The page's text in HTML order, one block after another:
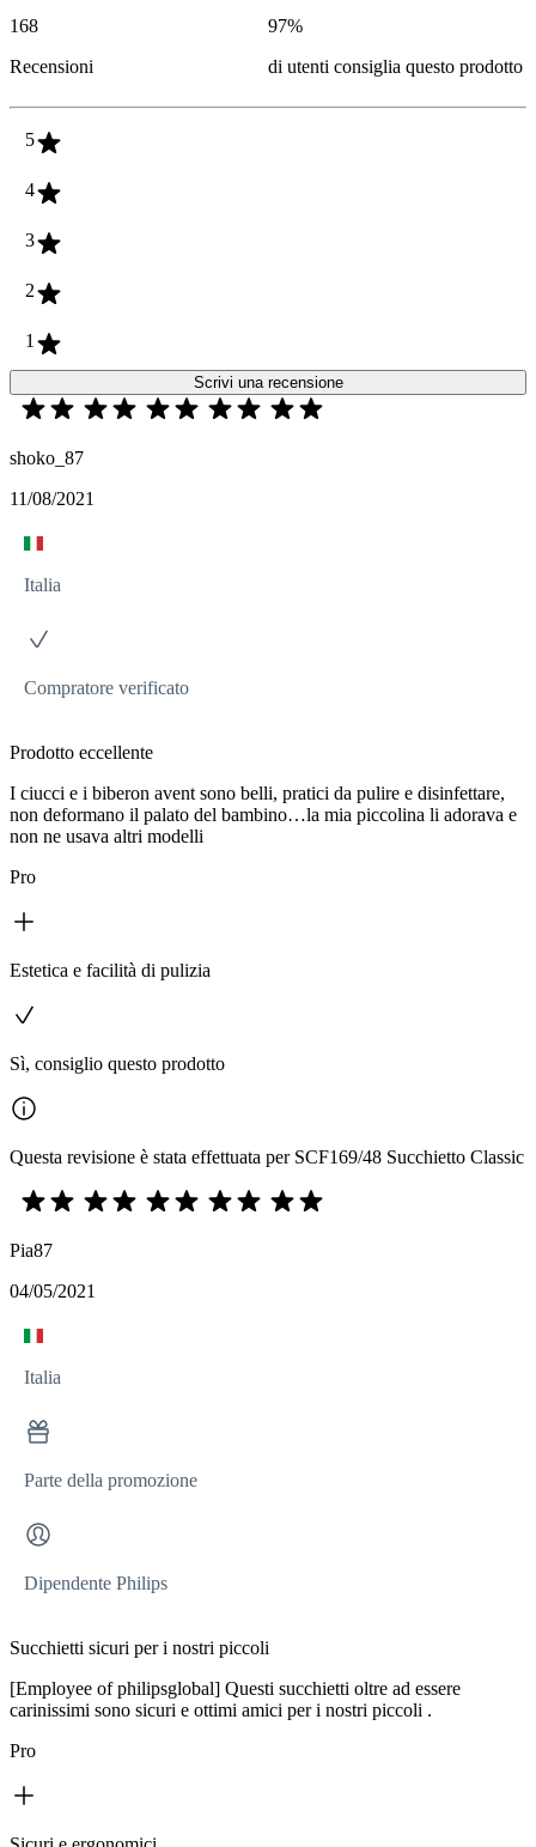
168
Recensioni
97%
di utenti consiglia questo prodotto
5
4
3
2
1
Scrivi una recensione
shoko_87
11/08/2021
Italia
Compratore verificato
Prodotto eccellente
I ciucci e i biberon avent sono belli, pratici da pulire e disinfettare,
non deformano il palato del bambino…la mia piccolina li adorava e
non ne usava altri modelli
Pro
Estetica e facilità di pulizia
Sì, consiglio questo prodotto
Questa revisione è stata effettuata per SCF169/48 Succhietto Classic
Pia87
04/05/2021
Italia
Parte della promozione
Dipendente Philips
Succhietti sicuri per i nostri piccoli
[Employee of philipsglobal] Questi succhietti oltre ad essere
carinissimi sono sicuri e ottimi amici per i nostri piccoli .
Pro